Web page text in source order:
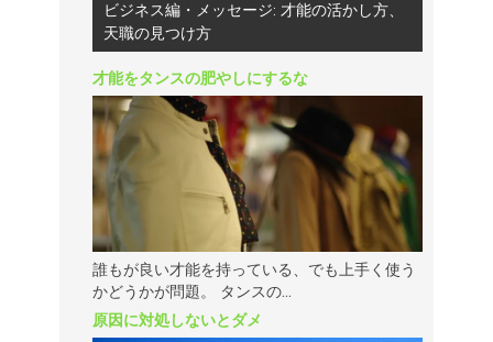
ビジネス編・メッセージ: 才能の活かし方、
天職の見つけ方
才能をタンスの肥やしにするな
誰もが良い才能を持っている、でも上手く使う
かどうかが問題。 タンスの...
原因に対処しないとダメ